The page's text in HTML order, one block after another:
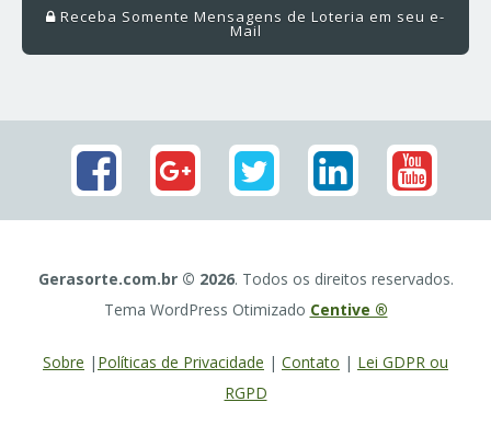
Receba Somente Mensagens de Loteria em seu e-
Mail
Gerasorte.com.br © 2026. Todos os direitos reservados.
Tema WordPress Otimizado Centive ®
Sobre | Políticas de Privacidade | Contato | Lei GDPR ou
RGPD